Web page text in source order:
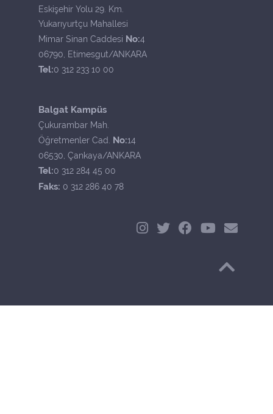
Eskişehir Yolu 29. Km.
Yukarıyurtçu Mahallesi
Mimar Sinan Caddesi No:4
06790, Etimesgut/ANKARA
Tel:0 312 233 10 00
Balgat Kampüs
Çukurambar Mah.
Öğretmenler Cad. No:14
06530, Çankaya/ANKARA
Tel:0 312 284 45 00
Faks: 0 312 286 40 78